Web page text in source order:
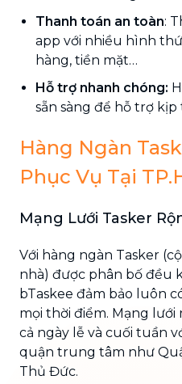
Thanh toán an toàn:
app với nhiều hình
hàng, tiền mặt…
Hỗ trợ nhanh chóng:
sẵn sàng để hỗ trợ kịp
Hàng Ngàn
Phục Vụ Tại
Mạng Lưới Tasker
Với hàng ngàn Tasker
nhà) được phân bố đều
bTaskee đảm bảo luôn
mọi thời điểm. Mạng lưới
cả ngày lễ và cuối tuần
quận trung tâm như
Thủ Đức.